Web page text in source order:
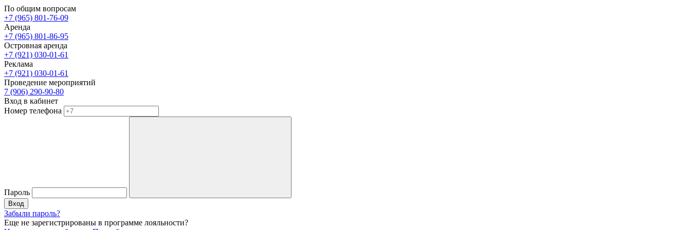
По общим вопросам
+7 (965) 801-76-09
Аренда
+7 (965) 801-86-95
Островная аренда
+7 (921) 030-01-61
Реклама
+7 (921) 030-01-61
Проведение мероприятий
7 (906) 290-90-80
Вход в кабинет
Номер телефона
Пароль
Вход
Забыли пароль?
Еще не зарегистрированы в программе лояльности?